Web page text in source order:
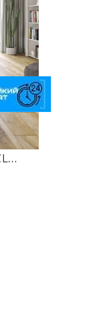
ДУБ ВАНДА 52605 ЛАМІНАТ CLASSEN TREND 4V WR